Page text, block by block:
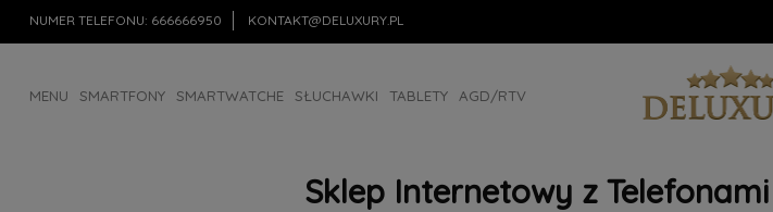
NUMER TELEFONU: 666666950 KONTAKT@DELUXURY.PL
MENU SMARTFONY SMARTWATCHE SŁUCHAWKI TABLETY AGD/RTV
Sklep Internetowy z